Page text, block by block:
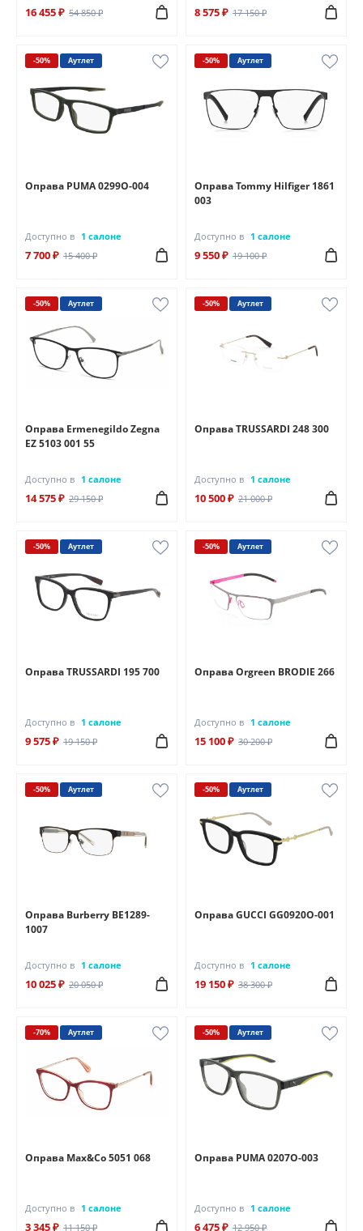
16 455 ₽ 54 850 ₽ 8 575 ₽ 17 150 ₽
-50% Аутлет
Оправа PUMA 0299O-004
Доступно в 1 салоне
7 700 ₽ 15 400 ₽
-50% Аутлет
Оправа Tommy Hilfiger 1861
003
Доступно в 1 салоне
9 550 ₽ 19 100 ₽
-50% Аутлет
Оправа Ermenegildo Zegna
EZ 5103 001 55
Доступно в 1 салоне
14 575 ₽ 29 150 ₽
-50% Аутлет
Оправа TRUSSARDI 248 300
Доступно в 1 салоне
10 500 ₽ 21 000 ₽
-50% Аутлет
Оправа TRUSSARDI 195 700
Доступно в 1 салоне
9 575 ₽ 19 150 ₽
-50% Аутлет
Оправа Orgreen BRODIE 266
Доступно в 1 салоне
15 100 ₽ 30 200 ₽
-50% Аутлет
Оправа Burberry BE1289-
1007
Доступно в 1 салоне
10 025 ₽ 20 050 ₽
-50% Аутлет
Оправа GUCCI GG0920O-001
Доступно в 1 салоне
19 150 ₽ 38 300 ₽
-70% Аутлет
Оправа Max&Co 5051 068
Доступно в 1 салоне
3 345 ₽ 11 150 ₽
-50% Аутлет
Оправа PUMA 0207O-003
Доступно в 1 салоне
6 475 ₽ 12 950 ₽